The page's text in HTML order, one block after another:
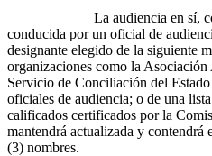
La audiencia en sí, como
conducida por un oficial de
designante elegido de la siguiente
organizaciones como la
Servicio de Conciliación del
oficiales de audiencia; o de una
calificados certificados por la
mantendrá actualizada y contendrá
(3) nombres.